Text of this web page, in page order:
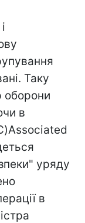
Таку
оборони
в
уряду
в